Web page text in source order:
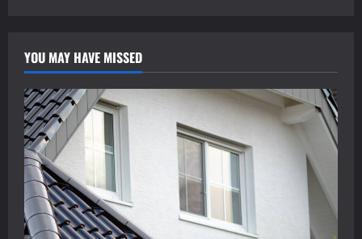
YOU MAY HAVE MISSED